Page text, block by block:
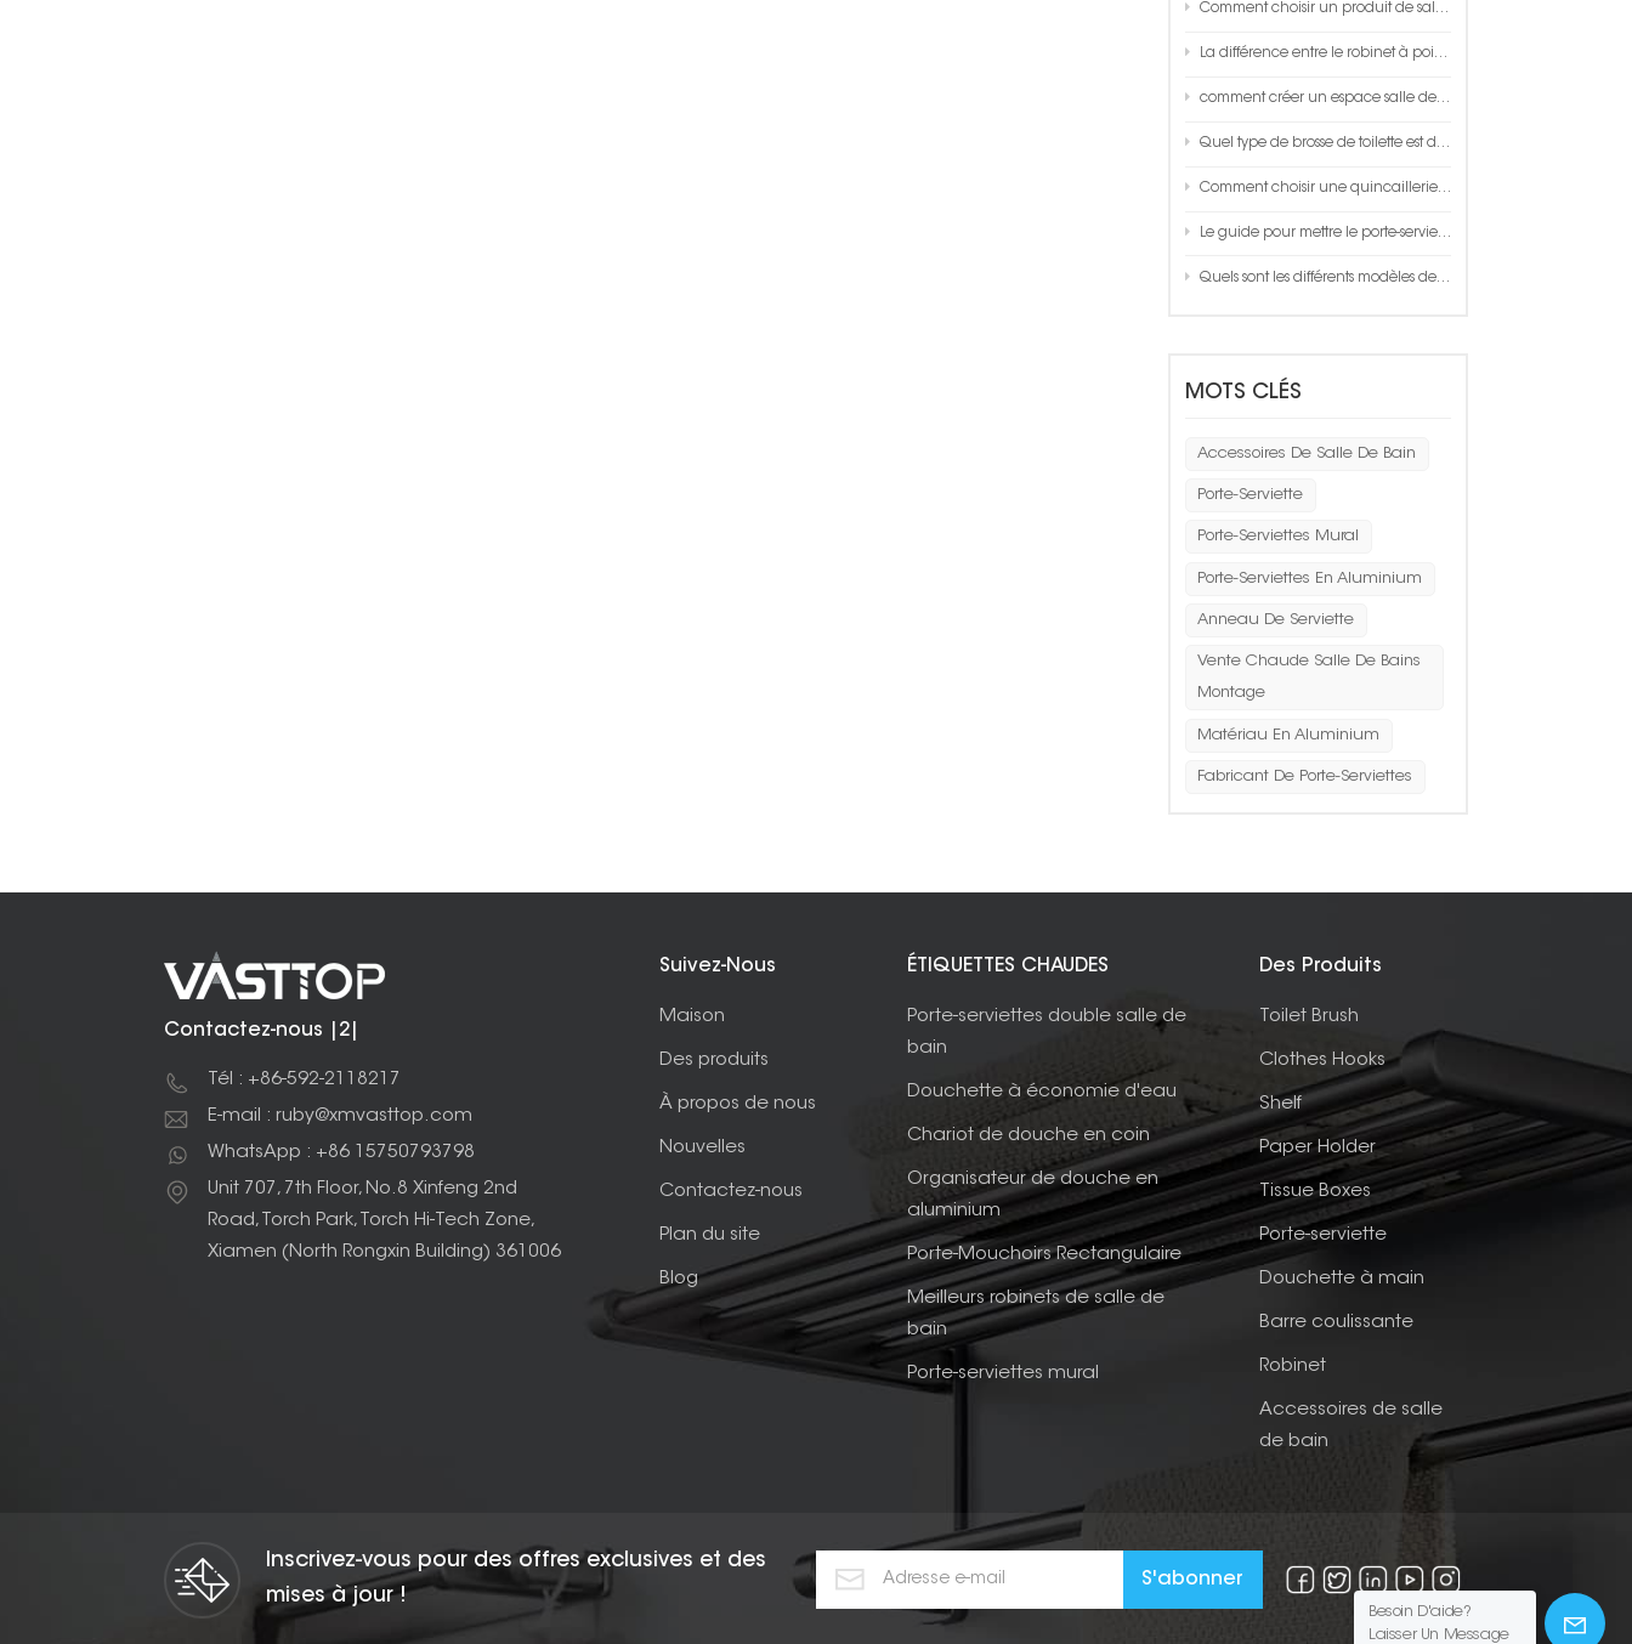
Comment choisir un produit de salle de bain de qualité ?
La différence entre le robinet à poignée unique et le robinet thermostatique
comment créer un espace salle de bain?
Quel type de brosse de toilette est de bonne qualité ?
Comment choisir une quincaillerie aluminium space de qualité ?
Le guide pour mettre le porte-serviettes dans votre salle de bain
Quels sont les différents modèles de pulvérisation disponibles sur une douchette à main ?
MOTS CLÉS
Accessoires De Salle De Bain
Porte-Serviette
Porte-Serviettes Mural
Porte-Serviettes En Aluminium
Anneau De Serviette
Vente Chaude Salle De Bains
Montage
Matériau En Aluminium
Fabricant De Porte-Serviettes
Contactez-nous |2|
Tél : +86-592-2118217
E-mail : ruby@xmvasttop.com
WhatsApp : +86 15750793798
Unit 707, 7th Floor, No.8 Xinfeng 2nd
Road, Torch Park, Torch Hi-Tech Zone,
Xiamen (North Rongxin Building) 361006
Suivez-Nous
Maison
Des produits
À propos de nous
Nouvelles
Contactez-nous
Plan du site
Blog
ÉTIQUETTES CHAUDES
Porte-serviettes double salle de
bain
Douchette à économie d'eau
Chariot de douche en coin
Organisateur de douche en
aluminium
Porte-Mouchoirs Rectangulaire
Meilleurs robinets de salle de
bain
Porte-serviettes mural
Des Produits
Toilet Brush
Clothes Hooks
Shelf
Paper Holder
Tissue Boxes
Porte-serviette
Douchette à main
Barre coulissante
Robinet
Accessoires de salle
de bain
Inscrivez-vous pour des offres exclusives et des
mises à jour !
Besoin D'aide?
Laisser Un Message